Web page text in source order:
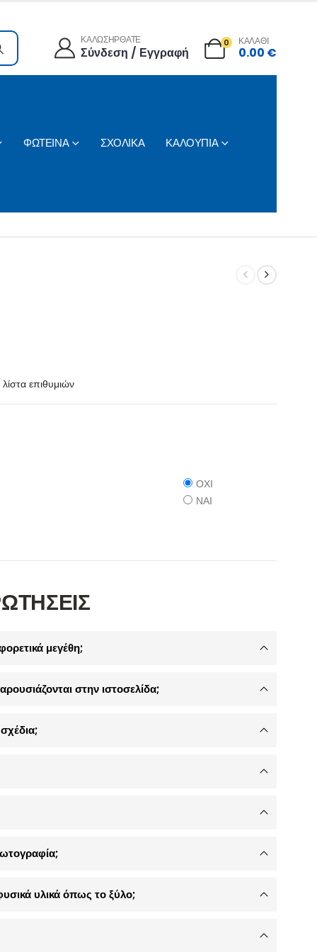
ΚΑΛΩΣΗΡΘΑΤΕ
Σύνδεση / Εγγραφή
0 ΚΑΛΑΘΙ
0.00 €
ΦΩΤΕΙΝΑ ΣΧΟΛΙΚΑ ΚΑΛΟΥΠΙΑ
επιθυμιών
ΟΧΙ
ΝΑΙ
μεγέθη;
στην ιστοσελίδα;
υλικά όπως το ξύλο;